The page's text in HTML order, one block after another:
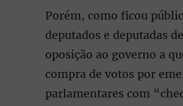
Porém, como ficou
deputados e deputadas de
oposição ao governo a
compra de votos por
parlamentares com